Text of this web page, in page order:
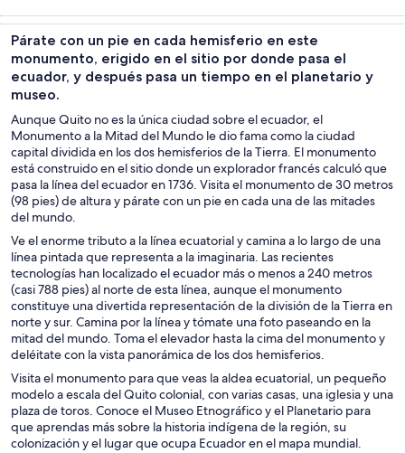
excursiones de
un día
y
personalizados
historia
actividades al
Párate con un pie en cada hemisferio en este
monumento, erigido en el sitio por donde pasa el
ecuador, y después pasa un tiempo en el planetario y
museo.
Aunque Quito no es la única ciudad sobre el ecuador, el
Monumento a la Mitad del Mundo le dio fama como la ciudad
capital dividida en los dos hemisferios de la Tierra. El monumento
está construido en el sitio donde un explorador francés calculó que
pasa la línea del ecuador en 1736. Visita el monumento de 30 metros
(98 pies) de altura y párate con un pie en cada una de las mitades
del mundo.
Ve el enorme tributo a la línea ecuatorial y camina a lo largo de una
línea pintada que representa a la imaginaria. Las recientes
tecnologías han localizado el ecuador más o menos a 240 metros
(casi 788 pies) al norte de esta línea, aunque el monumento
constituye una divertida representación de la división de la Tierra en
norte y sur. Camina por la línea y tómate una foto paseando en la
mitad del mundo. Toma el elevador hasta la cima del monumento y
deléitate con la vista panorámica de los dos hemisferios.
Visita el monumento para que veas la aldea ecuatorial, un pequeño
modelo a escala del Quito colonial, con varias casas, una iglesia y una
plaza de toros. Conoce el Museo Etnográfico y el Planetario para
que aprendas más sobre la historia indígena de la región, su
colonización y el lugar que ocupa Ecuador en el mapa mundial.